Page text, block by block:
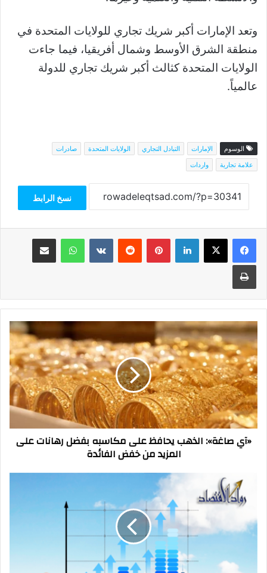
وتعد الإمارات أكبر شريك تجاري للولايات المتحدة في
منطقة الشرق الأوسط وشمال أفريقيا، فيما جاءت
الولايات المتحدة كثالث أكبر شريك تجاري للدولة
عالمياً.
الوسوم الإمارات التبادل التجاري الولايات المتحدة
صادرات
علامة تجارية
واردات
نسخ الرابط
فيسبوك‫X لينكدإن بينتيريست واتساب مشاركة عبر البريد
طباعة
«آي
صاغة»:
الذهب
يحافظ
على
مكاسبه
بفضل
رهانات
على
المزيد
الفائدة
«آي صاغة»: الذهب يحافظ على مكاسبه بفضل رهانات على
المزيد من خفض الفائدة
اقتصادي:
طروحات
حكومية
خلال